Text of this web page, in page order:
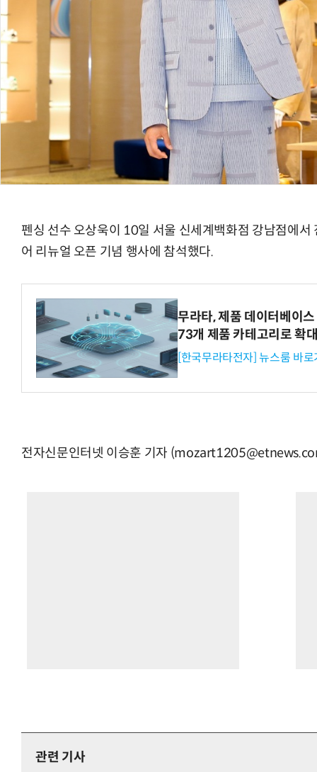
펜싱 선수 오상욱이 10일 서울 신세계백화점 강남점에
어 리뉴얼 오픈 기념 행사에 참석했다.
무라타, 제품 데이터베이
73개 제품 카테고리로 확
[한국무라타전자] 뉴스룸 바로
전자신문인터넷 이승훈 기자
관련 기사